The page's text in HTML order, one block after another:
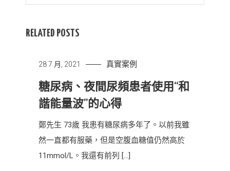
RELATED POSTS
28 7 月, 2021 真實案例
糖尿病、夜間尿頻患者使用“和
諧能量波”的心得
鄭先生 73歲 我患有糖尿病多年了。以前我雖
然一直都有服藥，但是空腹血糖值仍然高於
11mmol/L。我還有前列 […]